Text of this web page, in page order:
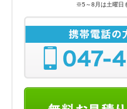
※5～8月は土曜日